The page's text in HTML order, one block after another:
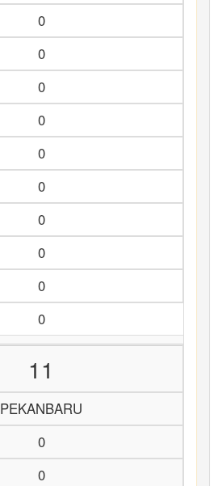
0
0
0
0
0
0
0
0
0
0
11
PEKANBARU
0
0